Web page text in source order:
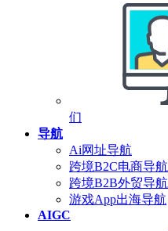
们
导航
Ai网址导航
跨境B2C电商导航
跨境B2B外贸导航
游戏App出海导航
AIGC